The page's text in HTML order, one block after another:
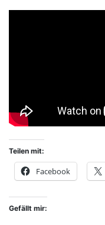
Teilen mit:
Facebook
Gefällt mir: